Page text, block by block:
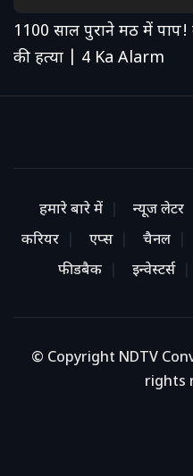
1100 साल पुराने मठ में पाप!
की हत्या | 4 Ka Alarm
हमारे बारे में न्यूज लेटर
करियर
एप्स चैनल
फीडबैक
इन्वेस्टर्स
© Copyright NDTV
rights